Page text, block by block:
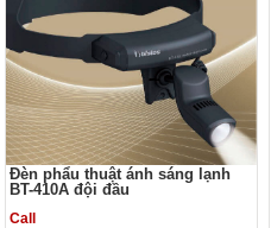
Đèn phẩu thuật ánh sáng lạnh
BT-410A đội đầu
Call